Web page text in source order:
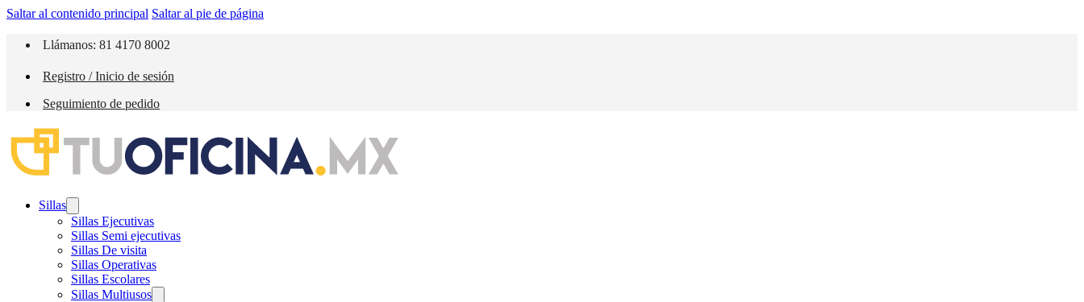
Saltar al contenido principal Saltar al pie de página
Llámanos: 81 4170 8002
Registro / Inicio de sesión
Seguimiento de pedido
Sillas
Sillas Ejecutivas
Sillas Semi ejecutivas
Sillas De visita
Sillas Operativas
Sillas Escolares
Sillas Multiusos